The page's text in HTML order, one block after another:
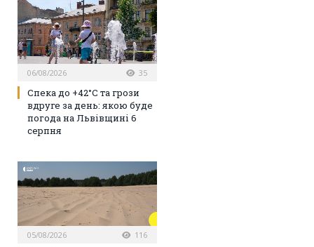
06/08/2026 35
Спека до +42°C та грози
вдруге за день: якою буде
погода на Львівщині 6
серпня
05/08/2026 116